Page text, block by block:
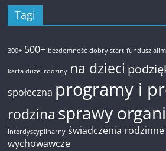
Tagi
300+ 500+ bezdomność dobry start fundusz
karta dużej rodziny na dzieci
społeczna programy i
rodzina sprawy
interdyscyplinarny świadczenia rodzinne
wychowawcze